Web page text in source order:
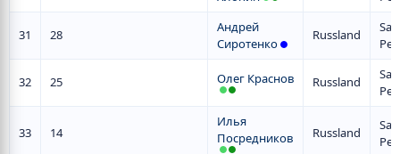
31 28
Андрей
Сиротенко
Russland
32 25 Олег Краснов Russland
33 14
Илья
Посредников
Russland